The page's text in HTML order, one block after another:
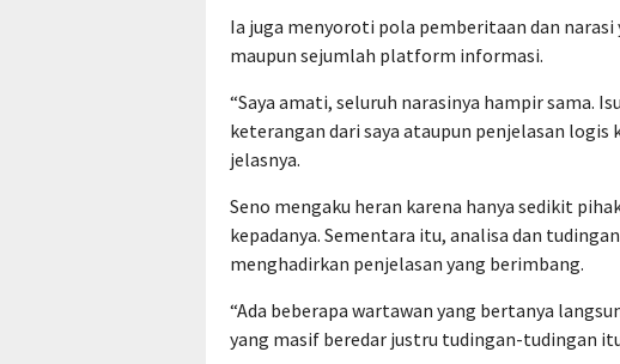
Ia juga menyoroti pola pemberitaan dan
maupun sejumlah platform informasi.
“Saya amati, seluruh narasinya hampir sama.
keterangan dari saya ataupun penjelasan logis
jelasnya.
Seno mengaku heran karena hanya sedikit
kepadanya. Sementara itu, analisa dan
menghadirkan penjelasan yang berimbang.
“Ada beberapa wartawan yang bertanya
yang masif beredar justru tudingan-tudingan